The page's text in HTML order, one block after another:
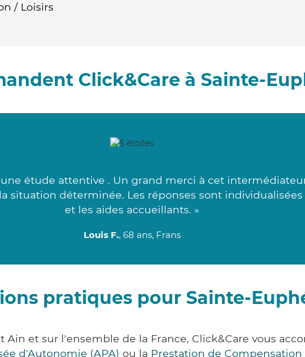
/ Loisirs
Click&Care à Sainte-
étude attentive . Un grand merci à cet
situation déterminée. Les réponses sont
et les aides accueillants. »
Louis F., 68 ans, Frans
pratiques pour Sainte-
et sur l'ensemble de la France, Click&Care vous
d'Autonomie (APA) ou la Prestation de Compensation